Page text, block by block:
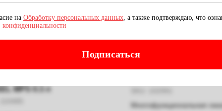
на Обработку персональных данных , а также подтверждаю, что
Подписаться
MPS 0.3 л
Многофункциональная